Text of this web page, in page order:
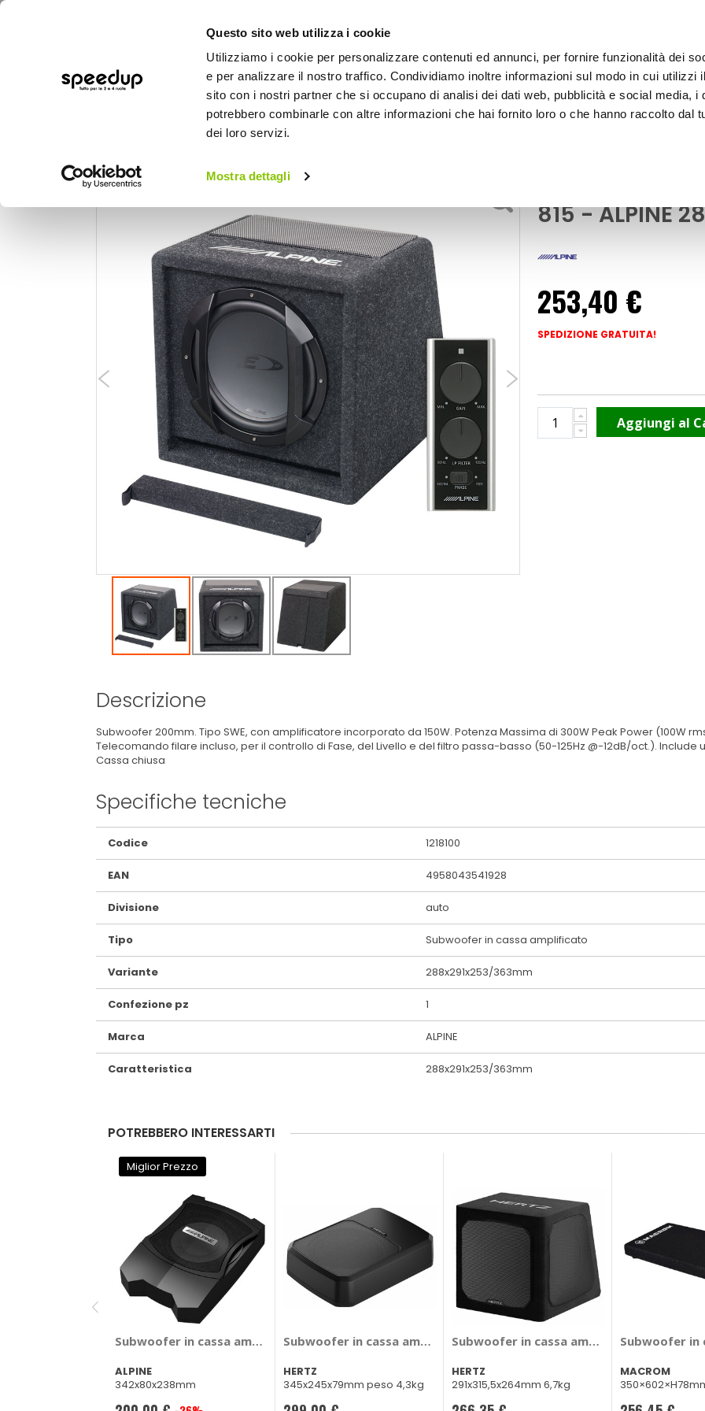
Questo sito web utilizza i cookie
Utilizziamo i cookie per personalizzare contenuti ed annunci, per fornire funzionalità dei
e per analizzare il nostro traffico. Condividiamo inoltre informazioni sul modo in cui utilizzi
sito con i nostri partner che si occupano di analisi dei dati web, pubblicità e social media, i
potrebbero combinarle con altre informazioni che hai fornito loro o che hanno raccolto dal
dei loro servizi.
Mostra dettagli
BICI OUTDOOR
Home
815 - ALPINE
253,40 €
SPEDIZIONE GRATUITA!
Aggiungi al
Descrizione
Subwoofer 200mm. Tipo SWE, con amplificatore incorporato da 150W. Potenza Massima di 300W Peak Power (100W
Telecomando filare incluso, per il controllo di Fase, del Livello e del filtro passa-basso (50-125Hz @-12dB/oct.).
Cassa chiusa
Specifiche tecniche
Maggiori
Informazioni
Codice 1218100
EAN 4958043541928
Divisione auto
Tipo Subwoofer in cassa amplificato
Variante 288x291x253/363mm
Confezione pz 1
Marca ALPINE
Caratteristica 288x291x253/363mm
POTREBBERO INTERESSARTI
Miglior Prezzo
Subwoofer in cassa amplificato PWE-V80 - ALPINE
ALPINE
342x80x238mm
Subwoofer in cassa amplificato DBA-201F - HERTZ
HERTZ
345x245x79mm peso 4,3kg
Subwoofer in cassa amplificato DBA-201 -
HERTZ
291x315,5x264mm 6,7kg
Subwoofer in
MACROM